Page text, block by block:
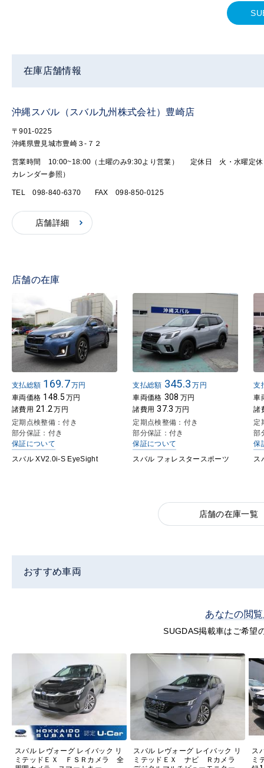
在庫店舗情報
沖縄スバル（スバル九州株式会社）豊崎店
〒901-0225
沖縄県豊見城市豊崎３‐７２
営業時間 10:00~18:00（土曜のみ9:30より営業）
定休日 火・水曜定休
カレンダー参照）
TEL 098-840-6370 FAX 098-850-0125
店舗詳細
店舗の在庫
支払総額 169.7万円
車両価格 148.5 万円
諸費用 21.2万円
定期点検整備：付き
部分保証：付き
保証について
スバル XV2.0i-S EyeSight
支払総額 345.3 万円
車両価格 308 万円
諸費用 37.3 万円
定期点検整備：付き
部分保証：付き
保証について
スバル フォレスタースポーツ
支
車
諸
定
部
保
ス
店舗の在庫一覧
おすすめ車両
あなたの閲
SUGDAS掲載車はご希望
スバル レヴォーグ レイバック リ
ミテッドＥＸ ＦＳＲカメラ 全
スバル レヴォーグ レイバック リ
ミテッドＥＸ ナビ Ｒカメラ
ス
ミ